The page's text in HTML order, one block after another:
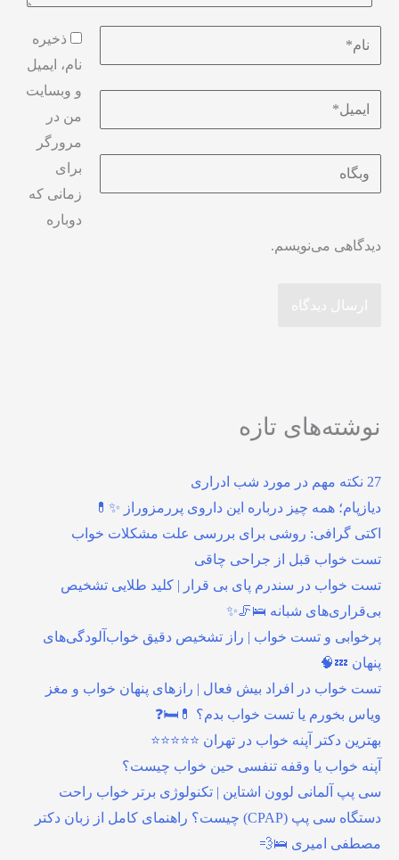
نام*
ایمیل*
وبگاه
ذخیره
نام، ایمیل
و وبسایت
من در
مرورگر
برای
زمانی که
دوباره
دیدگاهی می‌نویسم.
نوشته‌های تازه
27 نکته مهم در مورد شب ادراری
دیازپام؛ همه چیز درباره این داروی پررمزوراز ✨💊
اکتی گرافی: روشی برای بررسی علت مشکلات خواب
تست خواب قبل از جراحی چاقی
تست خواب در سندرم پای بی قرار | کلید طلایی تشخیص
بی‌قراری‌های شبانه 🛌🦵✨
پرخوابی و تست خواب | راز تشخیص دقیق خواب‌آلودگی‌های
پنهان 💤🧠
تست خواب در افراد بیش فعال | رازهای پنهان خواب و مغز
ویاس بخورم یا تست خواب بدم؟ 💊🛏️❓
بهترین دکتر آپنه خواب در تهران ⭐⭐⭐⭐⭐
آپنه خواب یا وقفه تنفسی حین خواب چیست؟
سی پپ آلمانی لوون اشتاین | تکنولوژی برتر خواب راحت
دستگاه سی پپ (CPAP) چیست؟ راهنمای کامل از زبان دکتر
مصطفی امیری 🛌💨